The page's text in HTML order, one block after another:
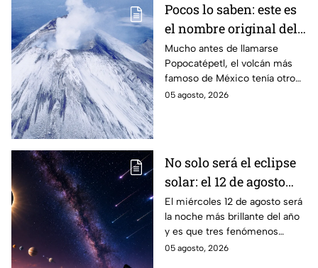
Pocos lo saben: este es
el nombre original del
volcán Popocatépetl
Mucho antes de llamarse
Popocatépetl, el volcán más
famoso de México tenía otro
nombre que pocos conocen y
05 agosto, 2026
No solo será el eclipse
solar: el 12 de agosto
ocurrirán tres
fenómenos
astronómicos que
México sí podrá ver
El miércoles 12 de agosto será
la noche más brillante del año
y es que tres fenómenos
astronómicos ocurrirán el
05 agosto, 2026